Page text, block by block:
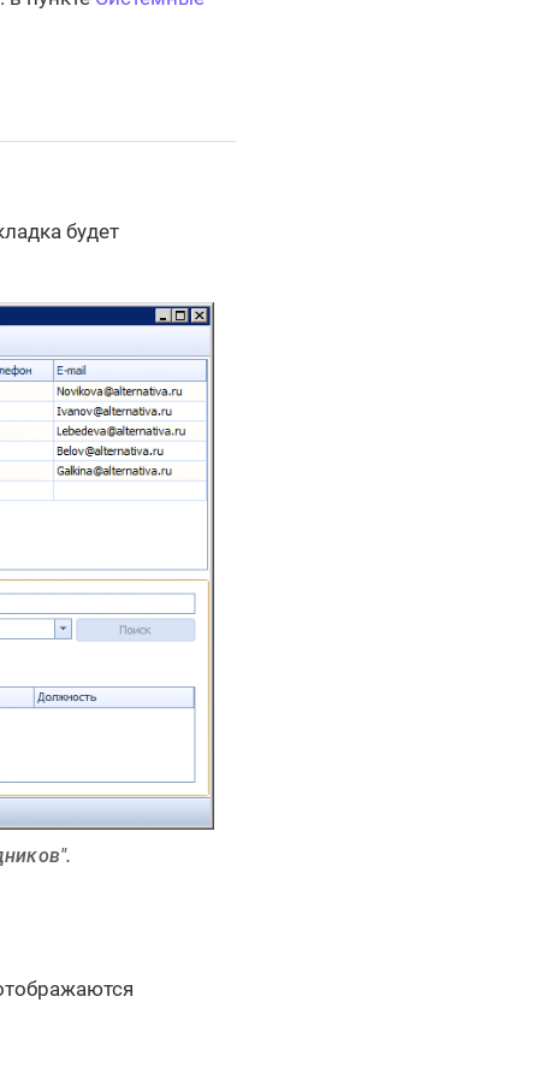
будет